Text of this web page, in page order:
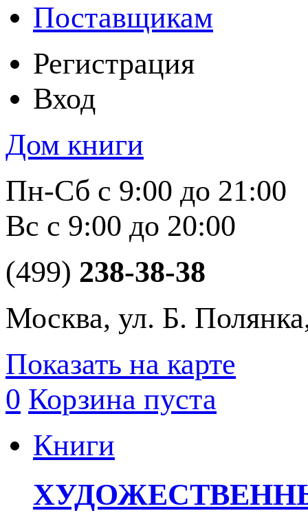
Поставщикам
Регистрация
Вход
Дом книги
Пн-Сб с 9:00 до 21:00
Вс с 9:00 до 20:00
(499) 238-38-38
Москва, ул. Б.
Показать на карте
0 Корзина пуста
Книги